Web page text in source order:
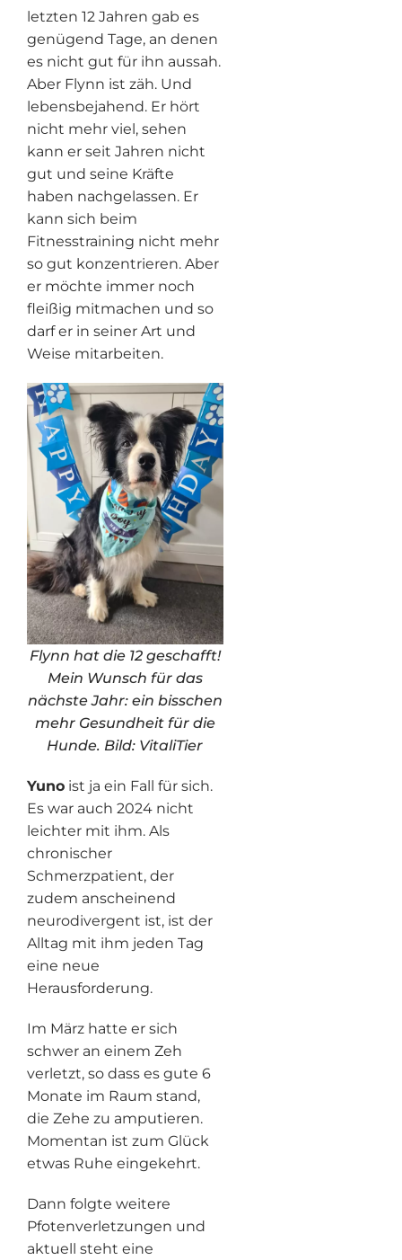
letzten 12 Jahren gab es
genügend Tage, an denen
es nicht gut für ihn aussah.
Aber Flynn ist zäh. Und
lebensbejahend. Er hört
nicht mehr viel, sehen
kann er seit Jahren nicht
gut und seine Kräfte
haben nachgelassen. Er
kann sich beim
Fitnesstraining nicht mehr
so gut konzentrieren. Aber
er möchte immer noch
fleißig mitmachen und so
darf er in seiner Art und
Weise mitarbeiten.
Flynn hat die 12 geschafft!
Mein Wunsch für das
nächste Jahr: ein bisschen
mehr Gesundheit für die
Hunde. Bild: VitaliTier
Yuno ist ja ein Fall für sich.
Es war auch 2024 nicht
leichter mit ihm. Als
chronischer
Schmerzpatient, der
zudem anscheinend
neurodivergent ist, ist der
Alltag mit ihm jeden Tag
eine neue
Herausforderung.
Im März hatte er sich
schwer an einem Zeh
verletzt, so dass es gute 6
Monate im Raum stand,
die Zehe zu amputieren.
Momentan ist zum Glück
etwas Ruhe eingekehrt.
Dann folgte weitere
Pfotenverletzungen und
aktuell steht eine